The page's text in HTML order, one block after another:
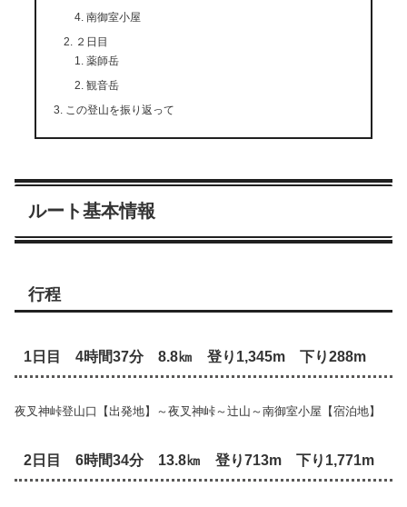
南御室小屋
２日目
薬師岳
観音岳
この登山を振り返って
ルート基本情報
行程
1日目 4時間37分 8.8㎞ 登り1,345m 下り288m
夜叉神峠登山口【出発地】～夜叉神峠～辻山～南御室小屋【宿泊地】
2日目 6時間34分 13.8㎞ 登り713m 下り1,771m